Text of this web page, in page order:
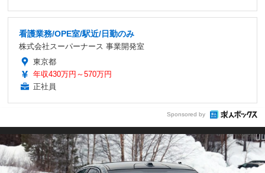
看護業務/OPE室/駅近/日勤のみ
株式会社スーパーナース 事業開発室
東京都
年収430万円～570万円
正社員
Sponsored by